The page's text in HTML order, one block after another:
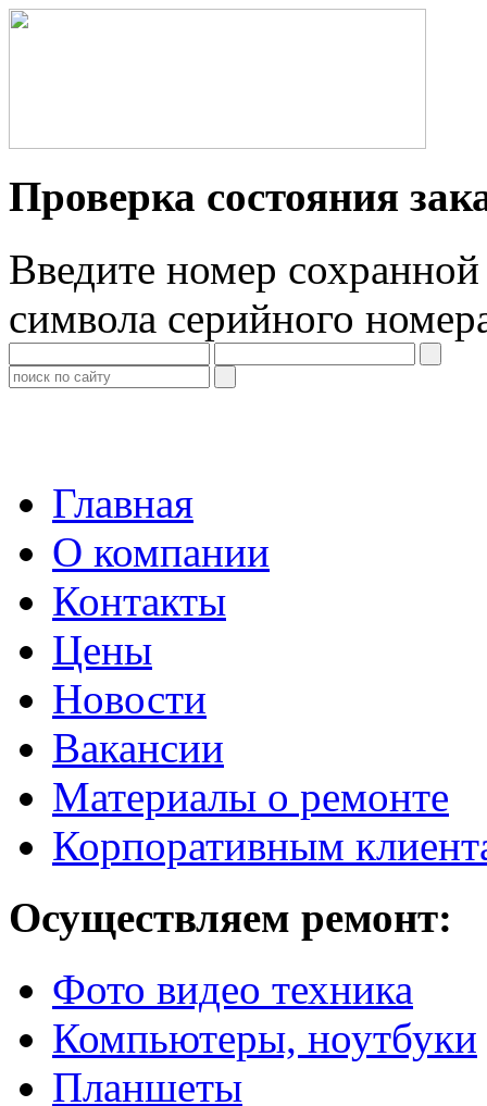
Проверка состояния
Введите номер
символа серийного
Главная
О компании
Контакты
Цены
Новости
Вакансии
Материалы о ремонте
Корпоративным
Осуществляем ремонт:
Фото видео техника
Компьютеры, ноутбуки
Планшеты